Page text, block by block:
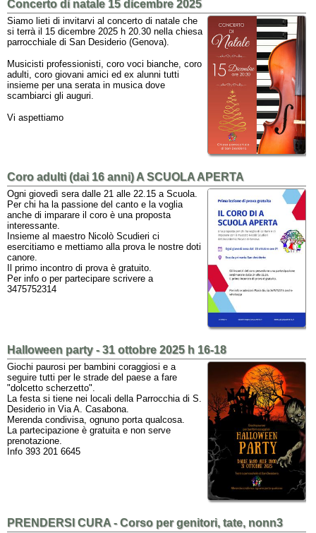
Concerto di natale 15 dicembre 2025
Siamo lieti di invitarvi al concerto di natale che
si terrà il 15 dicembre 2025 h 20.30 nella chiesa
parrocchiale di San Desiderio (Genova).
Musicisti professionisti, coro voci bianche, coro
adulti, coro giovani amici ed ex alunni tutti
insieme per una serata in musica dove
scambiarci gli auguri.
Vi aspettiamo
Coro adulti (dai 16 anni) A SCUOLA APERTA
Ogni giovedì sera dalle 21 alle 22.15 a Scuola.
Per chi ha la passione del canto e la voglia
anche di imparare il coro è una proposta
interessante.
Insieme al maestro Nicolò Scudieri ci
esercitiamo e mettiamo alla prova le nostre doti
canore.
Il primo incontro di prova è gratuito.
Per info o per partecipare scrivere a
3475752314
Halloween party - 31 ottobre 2025 h 16-18
Giochi paurosi per bambini coraggiosi e a
seguire tutti per le strade del paese a fare
"dolcetto scherzetto".
La festa si tiene nei locali della Parrocchia di S.
Desiderio in Via A. Casabona.
Merenda condivisa, ognuno porta qualcosa.
La partecipazione è gratuita e non serve
prenotazione.
Info 393 201 6645
PRENDERSI CURA - Corso per genitori, tate, nonn3